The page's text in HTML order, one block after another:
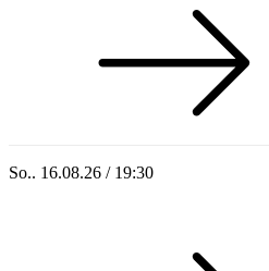
So.. 16.08.26 / 19:30